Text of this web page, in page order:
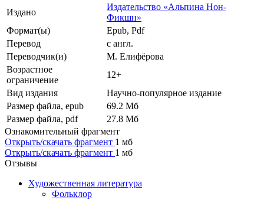
Издано
Издательство «Альпина Нон-
Фикшн»
Формат(ы)
Epub, Pdf
Перевод
с англ.
Переводчик(и)
М. Елифёрова
Возрастное
ограничение
12+
Вид издания
Научно-популярное издание
Размер файла, epub
69.2 Mб
Размер файла, pdf
27.8 Mб
Ознакомительный фрагмент
Открыть/скачать фрагмент 1 мб
Открыть/скачать фрагмент 1 мб
Отзывы
Художественная литература
Фольклор